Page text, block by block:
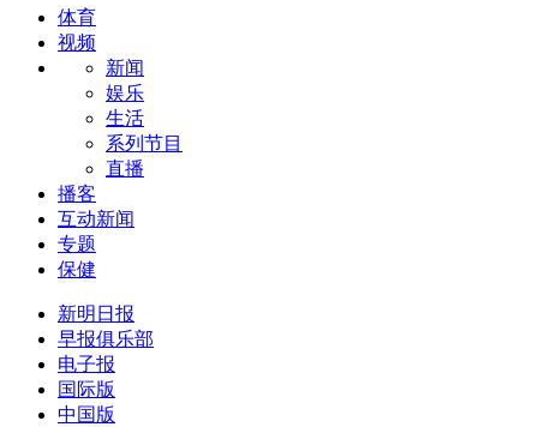
体育
视频
新闻
娱乐
生活
系列节目
直播
播客
互动新闻
专题
保健
新明日报
早报俱乐部
电子报
国际版
中国版